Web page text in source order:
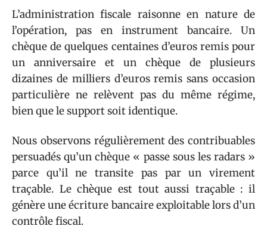
L’administration fiscale raisonne en nature de
l’opération, pas en instrument bancaire. Un
chèque de quelques centaines d’euros remis pour
un anniversaire et un chèque de plusieurs
dizaines de milliers d’euros remis sans occasion
particulière ne relèvent pas du même régime,
bien que le support soit identique.
Nous observons régulièrement des contribuables
persuadés qu’un chèque « passe sous les radars »
parce qu’il ne transite pas par un virement
traçable. Le chèque est tout aussi traçable : il
génère une écriture bancaire exploitable lors d’un
contrôle fiscal.